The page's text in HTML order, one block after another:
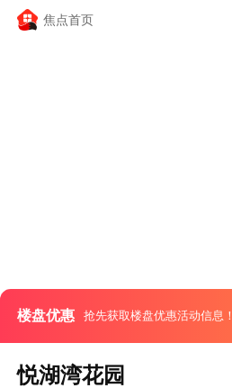
焦点首页
楼盘优惠 抢先获取楼盘优惠活动信息！
悦湖湾花园